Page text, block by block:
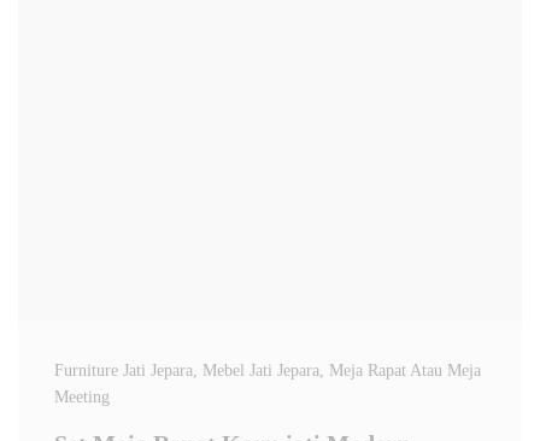
Furniture Jati Jepara, Mebel Jati Jepara, Meja Rapat Atau Meja
Meeting